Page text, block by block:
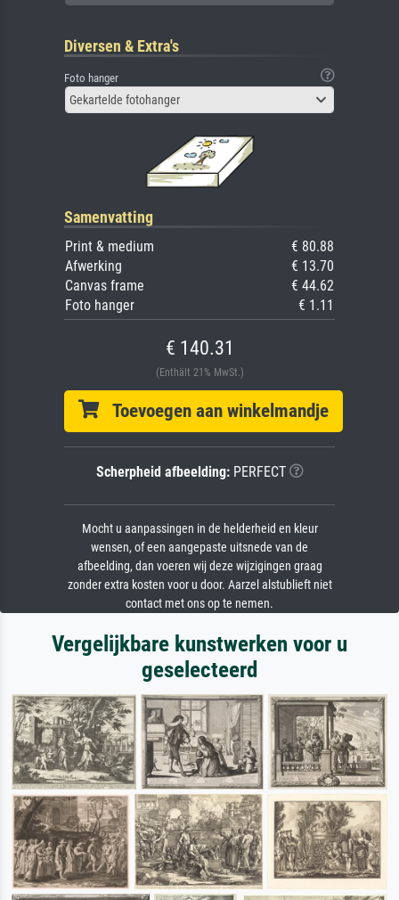
Diversen & Extra's
Foto hanger
Gekartelde fotohanger
Samenvatting
Print & medium
€ 80.88
Afwerking
€ 13.70
Canvas frame
€ 44.62
Foto hanger
€ 1.11
€ 140.31
(Enthält 21% MwSt.)
Toevoegen aan winkelmandje
Scherpheid afbeelding:PERFECT
Mocht u aanpassingen in de helderheid en kleur
wensen, of een aangepaste uitsnede van de
afbeelding, dan voeren wij deze wijzigingen graag
zonder extra kosten voor u door. Aarzel alstublieft niet
contact met ons op te nemen.
Vergelijkbare kunstwerken voor u
geselecteerd